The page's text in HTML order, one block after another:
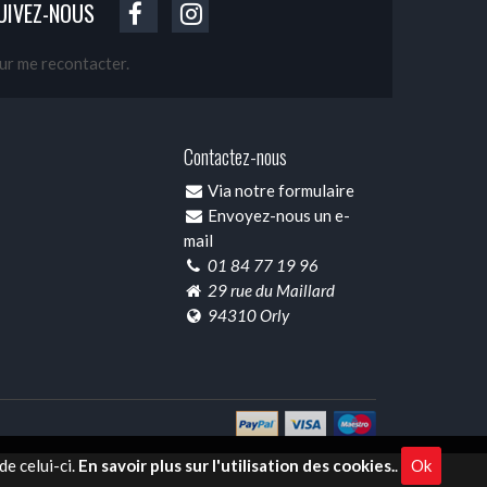
celui-ci. En savoir plus sur l'utilisation des cookies.. Ok
NOUS
me recontacter.
Contactez-nous
Via notre formulaire
Envoyez-nous un e-
mail
01 84 77 19 96
29 rue du Maillard
94310 Orly